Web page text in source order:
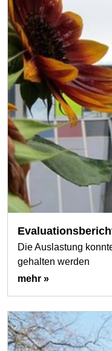
Die Auslastung
gehalten werden
mehr »